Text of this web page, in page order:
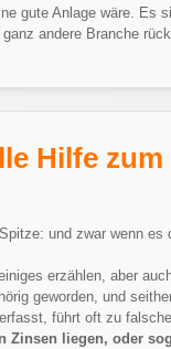
gute Anlage wäre. Es
andere Branche
Hilfe
und zwar wenn
erzählen, aber
geworden, und
führt oft zu
Zinsen liegen, oder